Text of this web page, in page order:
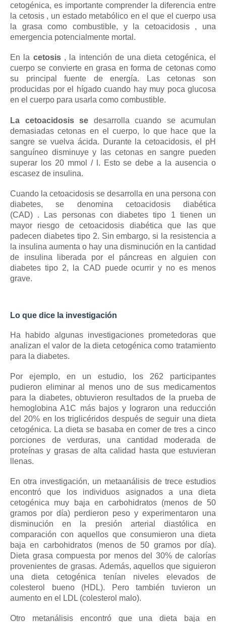
cetogénica, es importante comprender la diferencia entre
la cetosis, un estado metabólico en el que el cuerpo usa
la grasa como combustible, y la cetoacidosis, una
emergencia potencialmente mortal.
En la cetosis, la intención de una dieta cetogénica, el
cuerpo se convierte en grasa en forma de cetonas como
su principal fuente de energía.
Las cetonas son
producidas por el hígado cuando hay muy poca glucosa
en el cuerpo para usarla como combustible.
La cetoacidosis se desarrolla cuando se acumulan
demasiadas cetonas en el cuerpo, lo que hace que la
sangre se vuelva ácida. Durante la cetoacidosis, el pH
sanguíneo disminuye y las cetonas en sangre pueden
superar los 20 mmol / l. Esto se debe a la ausencia o
escasez de insulina.
Cuando la cetoacidosis se desarrolla en una persona con
diabetes, se denomina cetoacidosis diabética
(CAD) .
Las personas con diabetes tipo 1 tienen un
mayor riesgo de cetoacidosis diabética que las que
padecen diabetes tipo 2. Sin embargo, si la resistencia a
la insulina aumenta o hay una disminución en la cantidad
de insulina liberada por el páncreas en alguien con
diabetes tipo 2, la CAD puede ocurrir y no es menos
grave.
Lo que dice la investigación
Ha habido algunas investigaciones prometedoras que
analizan el valor de la dieta cetogénica como tratamiento
para la diabetes.
Por ejemplo, en un estudio, los 262 participantes
pudieron eliminar al menos uno de sus medicamentos
para la diabetes, obtuvieron resultados de la prueba de
hemoglobina A1C más bajosy lograron una reducción
del 20% en lostriglicéridos después de seguir una dieta
cetogénica. La dieta se basaba en comer de tres a cinco
porciones de verduras, una cantidad moderada de
proteínas y grasas de alta calidad hasta que estuvieran
llenas.
En otra investigación, un metaanálisis de trece estudios
encontró que los individuos asignados a una dieta
cetogénica muy baja en carbohidratos (menos de 50
gramos por día) perdieron peso y experimentaron una
disminución en la presión arterial diastólica en
comparación con aquellos que consumieron una dieta
baja en carbohidratos (menos de 50 gramos por día).
Dieta grasa compuesta por menos del 30% de calorías
provenientes de grasas. Además, aquellos que siguieron
una dieta cetogénica tenían niveles elevados de
colesterol bueno (HDL).
Pero también tuvieron un
aumento en el LDL (colesterol malo).
Otro metanálisis encontró que una dieta baja en